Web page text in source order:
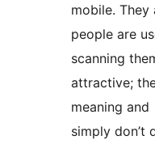
mobile. They
people are
scanning
attractive;
meaning and
simply don’t